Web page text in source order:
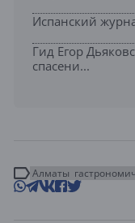
Испанский
Гид Егор
спасени...
Алматы